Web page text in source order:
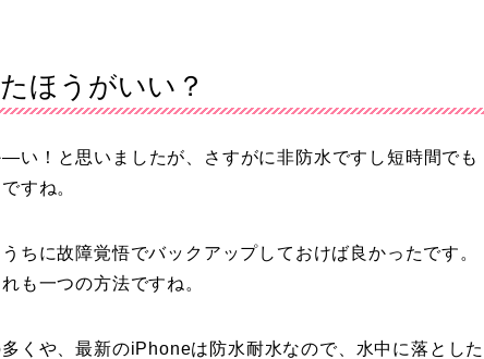
ほうがいい？
い！と思いましたが、さすがに非防水ですし短時間でも
すね。
ちに故障覚悟でバックアップしておけば良かったです。
も一つの方法ですね。
くや、最新のiPhoneは防水耐水なので、水中に落とした